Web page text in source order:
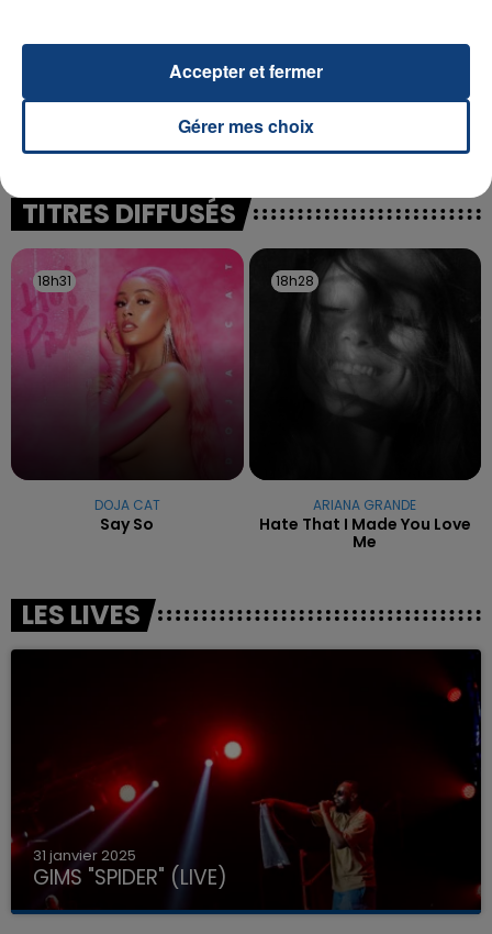
UNE ADOLESCENTE DEVANT SE FAIRE
OPÉRER DE LA CHEVILLE RESSORT DE LA...
excuses.
TITRES DIFFUSÉS
18h31
18h31
DOJA CAT
Say So
18h28
18h28
ARIANA GRANDE
Hate That I Made You Love
Me
LES LIVES
31 janvier 2025
GIMS "SPIDER" (LIVE)
Gérer mes choix
Accepter et fermer